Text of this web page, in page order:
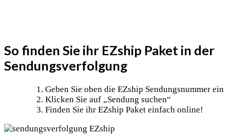
So finden Sie ihr EZship Paket in der
Sendungsverfolgung
Geben Sie oben die EZship Sendungsnummer ein
Klicken Sie auf „Sendung suchen“
Finden Sie ihr EZship Paket einfach online!